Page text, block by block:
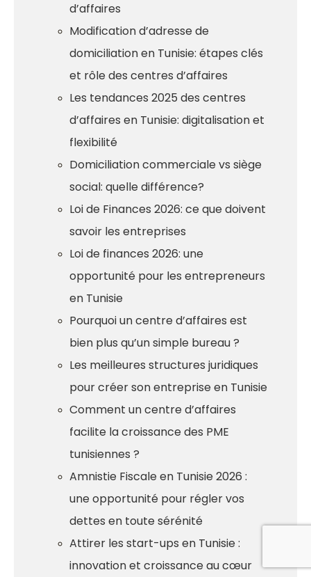
d’affaires
Modification d’adresse de
domiciliation en Tunisie: étapes clés
et rôle des centres d’affaires
Les tendances 2025 des centres
d’affaires en Tunisie: digitalisation et
flexibilité
Domiciliation commerciale vs siège
social: quelle différence?
Loi de Finances 2026: ce que doivent
savoir les entreprises
Loi de finances 2026: une
opportunité pour les entrepreneurs
en Tunisie
Pourquoi un centre d’affaires est
bien plus qu’un simple bureau ?
Les meilleures structures juridiques
pour créer son entreprise en Tunisie
Comment un centre d’affaires
facilite la croissance des PME
tunisiennes ?
Amnistie Fiscale en Tunisie 2026 :
une opportunité pour régler vos
dettes en toute sérénité
Attirer les start-ups en Tunisie :
innovation et croissance au cœur